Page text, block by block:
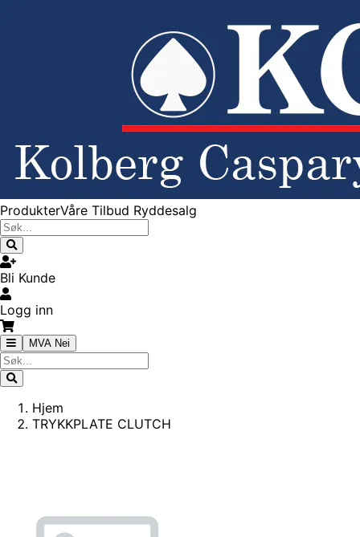
ProdukterVåre Tilbud Ryddesalg
Bli Kunde
Logg inn
MVA Nei
Hjem
TRYKKPLATE CLUTCH